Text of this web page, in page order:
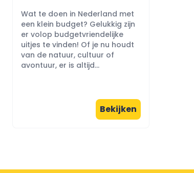
Wat te doen in Nederland met
een klein budget? Gelukkig zijn
er volop budgetvriendelijke
uitjes te vinden! Of je nu houdt
van de natuur, cultuur of
avontuur, er is altijd...
Bekijken